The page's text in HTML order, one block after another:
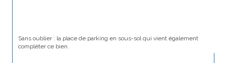
Sans oublier : la place de parking en sous-sol qui vient également
compléter ce bien.